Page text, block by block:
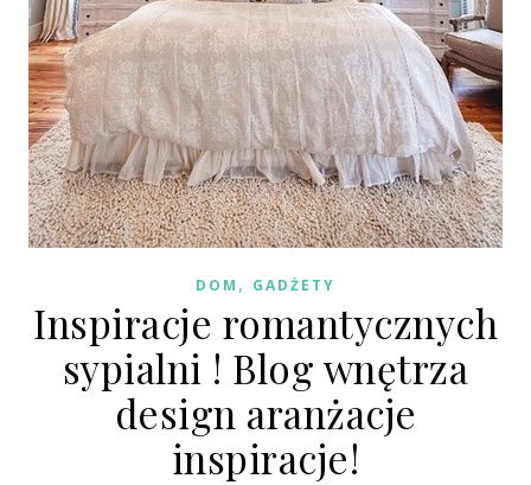
DOM , GADŻETY
Inspiracje romantycznych
sypialni ! Blog wnętrza
design aranżacje
inspiracje!